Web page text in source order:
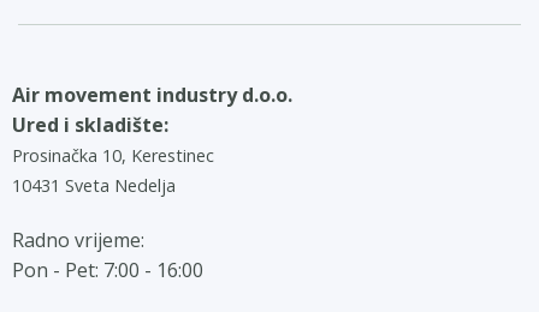
Air movement industry d.o.o.
Ured i skladište:
Prosinačka 10, Kerestinec
10431 Sveta Nedelja
Radno vrijeme:
Pon - Pet: 7:00 - 16:00